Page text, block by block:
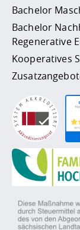
Bachelor
Bachelor
Regenerative
Kooperatives